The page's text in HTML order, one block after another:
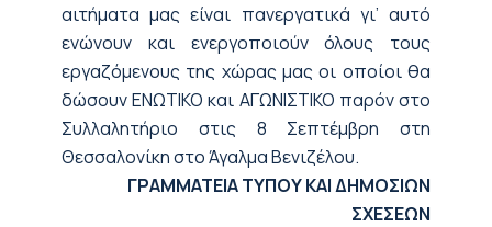
αιτήματα μας είναι πανεργατικά γι’ αυτό
ενώνουν και ενεργοποιούν όλους τους
εργαζόμενους της χώρας μας οι οποίοι θα
δώσουν ΕΝΩΤΙΚΟ και ΑΓΩΝΙΣΤΙΚΟ παρόν στο
Συλλαλητήριο στις 8 Σεπτέμβρη στη
Θεσσαλονίκη στο Άγαλμα Βενιζέλου.
ΓΡΑΜΜΑΤΕΙΑ ΤΥΠΟΥ ΚΑΙ ΔΗΜΟΣΙΩΝ
ΣΧΕΣΕΩΝ